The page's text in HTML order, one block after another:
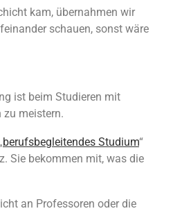
kam, übernahmen wir
schauen, sonst wäre
ist beim Studieren mit
zu meistern.
berufsbegleitendes Studium“
Sie bekommen mit, was die
an Professoren oder die